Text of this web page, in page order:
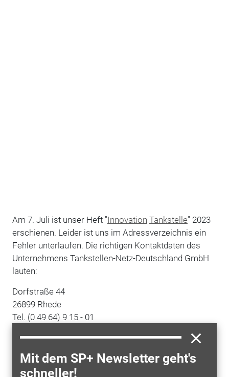
Mit dem SP+ Newsletter geht's
schneller!
Am 7. Juli ist unser Heft "Innovation Tankstelle" 2023
erschienen. Leider ist uns im Adressverzeichnis ein
Fehler unterlaufen. Die richtigen Kontaktdaten des
Unternehmens Tankstellen-Netz-Deutschland GmbH
lauten:
Dorfstraße 44
26899 Rhede
Tel. (0 49 64) 9 15 - 01
www.tnd.de